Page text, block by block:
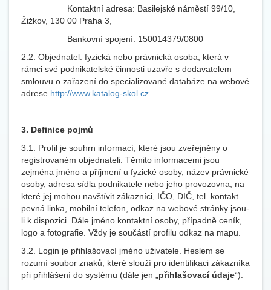
Kontaktní adresa: Basilejské náměstí 99/10,
Žižkov, 130 00 Praha 3,
Bankovní spojení: 150014379/0800
2.2. Objednatel: fyzická nebo právnická osoba, která v
rámci své podnikatelské činnosti uzavře s dodavatelem
smlouvu o zařazení do specializované databáze na webové
adrese http://www.katalog-skol.cz
3. Definice pojmů
3.1. Profil je souhrn informací, které jsou zveřejněny o
registrovaném objednateli. Těmito informacemi jsou
zejména jméno a příjmení u fyzické osoby, název právnické
osoby, adresa sídla podnikatele nebo jeho provozovna, na
které jej mohou navštívit zákazníci, IČO, DIČ, tel. kontakt –
pevná linka, mobilní telefon, odkaz na webové stránky jsou-
li k dispozici. Dále jméno kontaktní osoby, případně ceník,
logo a fotografie. Vždy je součástí profilu odkaz na mapu.
3.2. Login je přihlašovací jméno uživatele. Heslem se
rozumí soubor znaků, které slouží pro identifikaci zákazníka
při přihlášení do systému (dále jen „ přihlašovací údaje“).